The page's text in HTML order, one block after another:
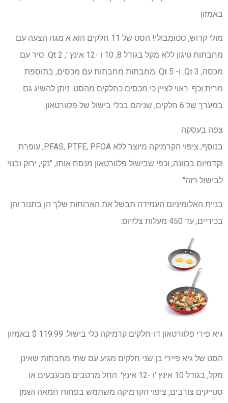
באמזון
מולי קדוש, סטומבולי! הסט של 11 חלקים הוא א מגה הצעה עם
מחבתות טיגון ללא מקל בגודל 8, 10 ו -12 אינץ ', 2 Qt. סיר עם
מכסה, 3 Qt. ו- 5 Qt. מחבתות מחבתות עם מכסים, בתוספת
מרית וכף. ראוי לציין כי מכסים כחלקים מהסט. ניתן להשיג גם
במערך של 6 חלקים, שניהם בכלי בישול של פלוורטאון.
צפה בעסקה
בנוסף, ציפוי הקרמיקה מיוצר ללא PFAS, PTFE, PFOA, עופרת
וקדמיום בכוונה, וכפי שבישול פלוורטאון מנסח אותו, "נקי, ירוק ובנוי
לבישול רזה".
בניית האלומיניום העמידה תבשל את הארוחות שלך הן בתנור והן
בכיריים, עד 450 מעלות צלזיוס.
גיא פירי פלוורטאון דו-חלקים קרמיקה כלי בישול: 119.99 $ באמזון
הסט של גיא פיירי בן שני חלקים מגיע עם שתי מחבתות שאינן
מקל, בגודל 10 אינץ 'ו -12 אינץ'. החל מרטבים מבעבעים או
סטייקים צורבים, ציפוי הקרמיקה משתמש בפחות חמאה ושמן